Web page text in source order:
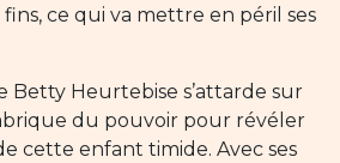
ce qui va mettre en péril ses
Betty Heurtebise s’attarde sur
du pouvoir pour révéler
cette enfant timide. Avec ses